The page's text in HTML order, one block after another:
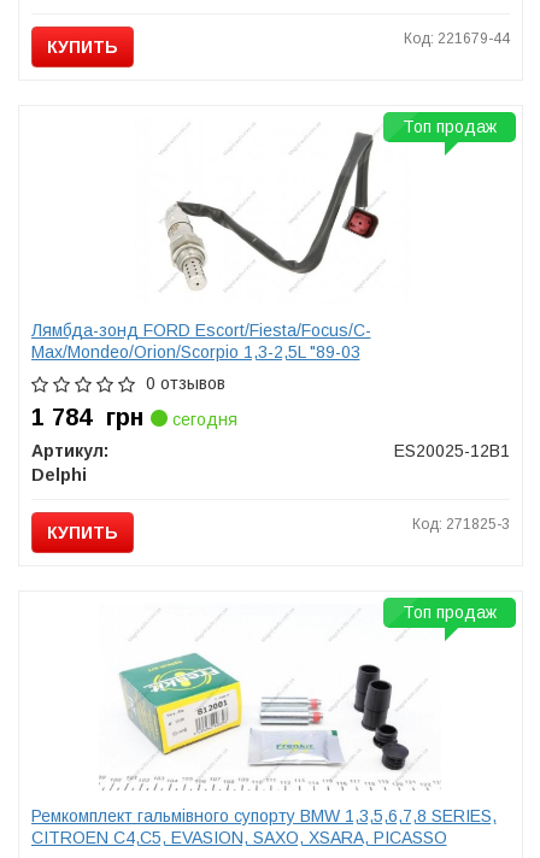
КУПИТЬ Код: 221679-44
Лямбда-зонд FORD Escort/Fiesta/Focus/C-
Max/Mondeo/Orion/Scorpio 1,3-2,5L "89-03
0 отзывов
1 784 грн
сегодня
Артикул:
ES20025-12B1
Delphi
КУПИТЬ Код: 271825-3
Топ продаж
Ремкомплект гальмівного супорту BMW 1,3,5,6,7,8 SERIES,
CITROEN C4,C5, EVASION, SAXO, XSARA, PICASSO
Топ продаж